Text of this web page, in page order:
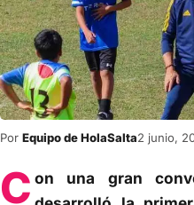
Por Equipo de HolaSalta2 junio,
C on una gran